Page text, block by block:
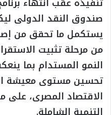
صندوق النقد الدولى
يستكمل ما تحقق من
من مرحلة تثبيت
النمو المستدام بما
تحسين مستوى معيشة
الاقتصاد المصرى، على